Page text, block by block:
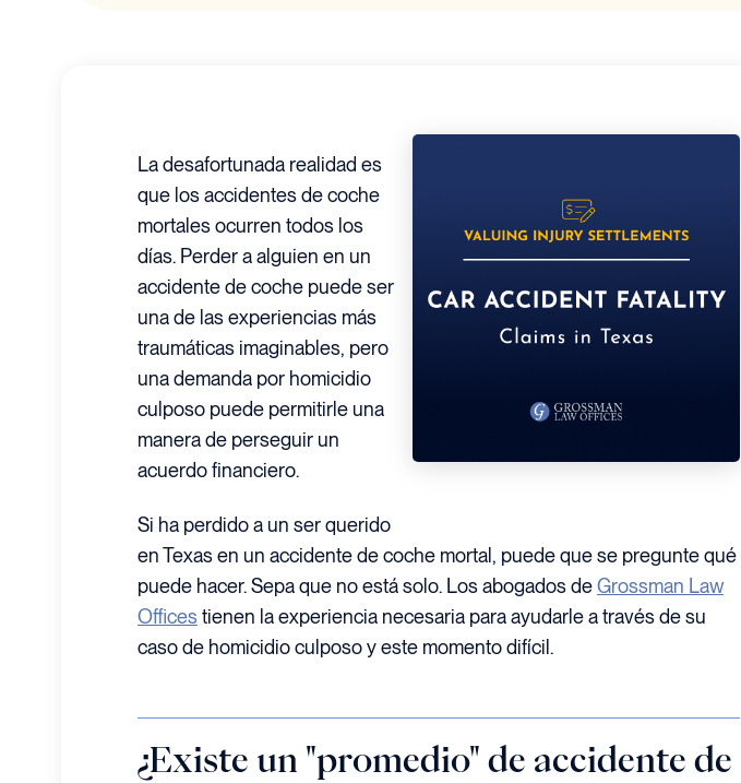
La desafortunada realidad es
que los accidentes de coche
mortales ocurren todos los
días. Perder a alguien en un
accidente de coche puede ser
una de las experiencias más
traumáticas imaginables, pero
una demanda por homicidio
culposo puede permitirle una
manera de perseguir un
acuerdo financiero.
Si ha perdido a un ser querido
en Texas en un accidente de coche mortal, puede que se pregunte qué
puede hacer. Sepa que no está solo. Los abogados deGrossman Law
Offices tienen la experiencia necesaria para ayudarle a través de su
caso de homicidio culposo y este momento difícil.
¿Existe un "promedio" de accidente de